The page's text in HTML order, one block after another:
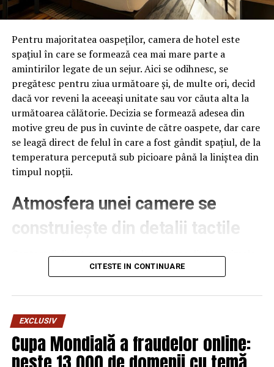
Pentru majoritatea oaspeților, camera de hotel este
spațiul în care se formează cea mai mare parte a
amintirilor legate de un sejur. Aici se odihnesc, se
pregătesc pentru ziua următoare și, de multe ori, decid
dacă vor reveni la aceeași unitate sau vor căuta alta la
următoarea călătorie. Decizia se formează adesea din
motive greu de pus în cuvinte de către oaspete, dar care
se leagă direct de felul în care a fost gândit spațiul, de la
temperatura percepută sub picioare până la liniștea din
timpul nopții.
Atmosfera unei camere se
construiește din detalii tactile
Contactul direct cu pardoseala este una dintre primele
senzații fizice pe care le are un oaspete atunci când
pe drum, seara târziu. Textura și moliciunea potrivite,
oferite democheta hotel
care este percepută o cameră, chiar dacă restul
mobilierului rămâne identic de la o unitate la alta din
același lanț hotelier internațional.
CITESTE IN CONTINUARE
EXCLUSIV
Cupa Mondială a fraudelor online: